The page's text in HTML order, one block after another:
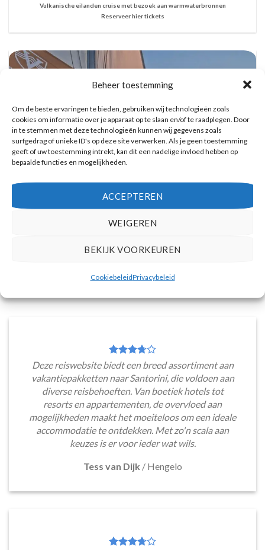
Beheer toestemming
Om de beste ervaringen te bieden, gebruiken wij technologieën zoals
cookies om informatie over je apparaat op te slaan en/of te raadplegen. Door
in te stemmen met deze technologieën kunnen wij gegevens zoals
surfgedrag of unieke ID's op deze site verwerken. Als je geen toestemming
geeft of uw toestemming intrekt, kan dit een nadelige invloed hebben op
bepaalde functies en mogelijkheden.
ACCEPTEREN
WEIGEREN
BEKIJK VOORKEUREN
CookiebeleidPrivacybeleid
Vulkanische eilanden cruise met bezoek aan warmwaterbronnen
Reserveer hier tickets
Catamaran Dag Trip met Snorkel, BBQ, en
Reserveer hier tickets
Deze reiswebsite biedt een breed assortiment aan
vakantiepakketten naar Santorini, die voldoen aan
diverse reisbehoeften. Van boetiek hotels tot
resorts en appartementen, de overvloed aan
mogelijkheden maakt het moeiteloos om een ideale
accommodatie te ontdekken. Met zo'n scala aan
keuzes is er voor ieder wat wils.
Tess van Dijk / Hengelo